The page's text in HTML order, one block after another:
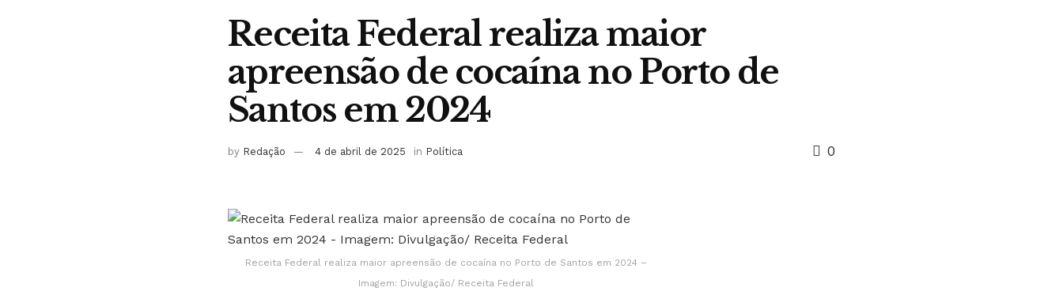
Receita Federal realiza maior
apreensão de cocaína no Porto de
Santos em 2024
by Redação 4 de abril de 2025 in Política 0
Receita Federal realiza maior apreensão de cocaína no Porto de Santos em 2024 –
Imagem: Divulgação/ Receita Federal